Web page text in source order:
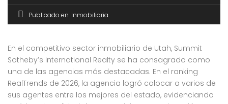
Publicado en Inmobiliaria
En el competitivo sector inmobiliario de Utah, Summit
Sotheby’s International Realty se ha consagrado como
una de las agencias más destacadas. En el ranking
RealTrends de 2026, la agencia logró colocar a varios de
sus agentes entre los mejores del estado, evidenciando